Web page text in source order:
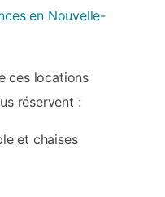
en Nouvelle-
ces locations
réservent :
et chaises